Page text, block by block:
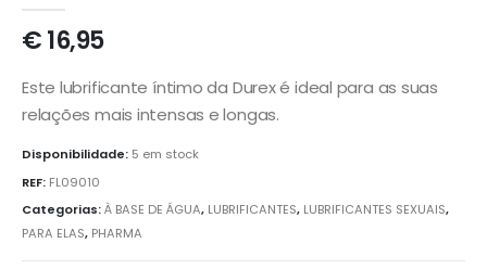
€16,95
Este lubrificante íntimo da Durex é ideal para as suas
relações mais intensas e longas.
Disponibilidade: 5 em stock
REF: FL09010
Categorias:À BASE DE ÁGUA, LUBRIFICANTES, LUBRIFICANTES SEXUAIS,
PARA ELAS, PHARMA